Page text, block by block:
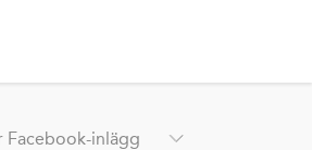
Facebook-inlägg